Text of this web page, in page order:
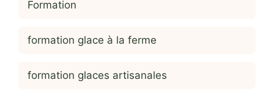
Formation
formation glace à la ferme
formation glaces artisanales